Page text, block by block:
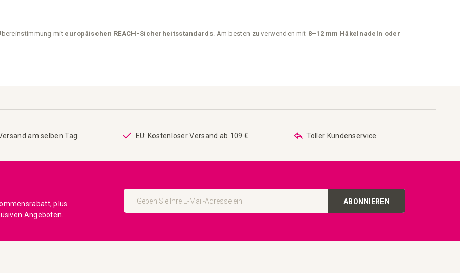
mit europäischen REACH-Sicherheitsstandards. Am besten zu verwenden mit 8–12 mm Häkelnadeln oder
am selben Tag EU: Kostenloser Versand ab 109 € Toller Kundenservice
plus
Angeboten.
Melden
für
ABONNIEREN